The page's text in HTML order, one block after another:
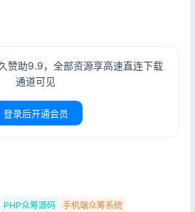
赞助9.9，全部资源享高速直连下载
通道可见
登录后开通会员
PHP众筹源码
手机端众筹系统